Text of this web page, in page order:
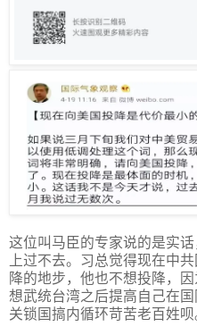
这位叫马臣的专家说的是实
上过不去。习总觉得现在中
降的地步，他也不想投降，
想武统台湾之后提高自己在
关锁国搞内循环苛苦老百姓呗